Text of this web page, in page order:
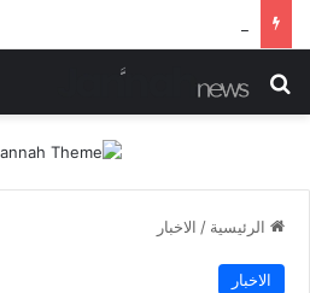
بحث عن
الرئيسية / الاخبار
الاخبار